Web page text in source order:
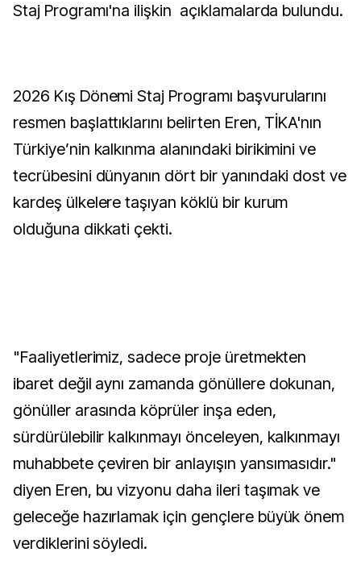
Staj Programı'na ilişkin açıklamalarda bulundu.
2026 Kış Dönemi Staj Programı başvurularını
resmen başlattıklarını belirten Eren, TİKA'nın
Türkiye’nin kalkınma alanındaki birikimini ve
tecrübesini dünyanın dört bir yanındaki dost ve
kardeş ülkelere taşıyan köklü bir kurum
olduğuna dikkati çekti.
"Faaliyetlerimiz, sadece proje üretmekten
ibaret değil aynı zamanda gönüllere dokunan,
gönüller arasında köprüler inşa eden,
sürdürülebilir kalkınmayı önceleyen, kalkınmayı
muhabbete çeviren bir anlayışın yansımasıdır."
diyen Eren, bu vizyonu daha ileri taşımak ve
geleceğe hazırlamak için gençlere büyük önem
verdiklerini söyledi.